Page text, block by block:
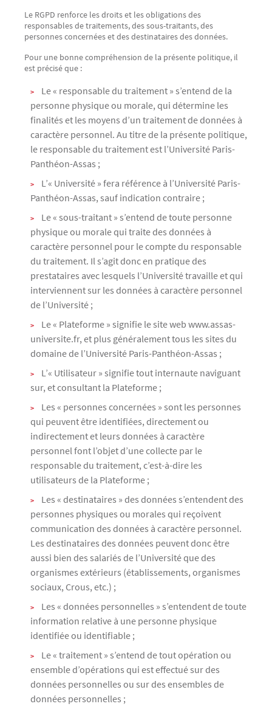
Le RGPD renforce les droits et les obligations des
responsables de traitements, des sous-traitants, des
personnes concernées et des destinataires des données.
Pour une bonne compréhension de la présente politique, il
est précisé que :
Le « responsable du traitement » s’entend de la
personne physique ou morale, qui détermine les
finalités et les moyens d’un traitement de données à
caractère personnel. Au titre de la présente politique,
le responsable du traitement est l’Université Paris-
Panthéon-Assas ;
L’« Université » fera référence à l’Université Paris-
Panthéon-Assas, sauf indication contraire ;
Le « sous-traitant » s’entend de toute personne
physique ou morale qui traite des données à
caractère personnel pour le compte du responsable
du traitement. Il s’agit donc en pratique des
prestataires avec lesquels l’Université travaille et qui
interviennent sur les données à caractère personnel
de l’Université ;
Le « Plateforme » signifie le site web www.assas-
universite.fr, et plus généralement tous les sites du
domaine de l’Université Paris-Panthéon-Assas ;
L’« Utilisateur » signifie tout internaute naviguant
sur, et consultant la Plateforme ;
Les « personnes concernées » sont les personnes
qui peuvent être identifiées, directement ou
indirectement et leurs données à caractère
personnel font l’objet d’une collecte par le
responsable du traitement, c’est-à-dire les
utilisateurs de la Plateforme ;
Les « destinataires » des données s’entendent des
personnes physiques ou morales qui reçoivent
communication des données à caractère personnel.
Les destinataires des données peuvent donc être
aussi bien des salariés de l’Université que des
organismes extérieurs (établissements, organismes
sociaux, Crous, etc.) ;
Les « données personnelles » s’entendent de toute
information relative à une personne physique
identifiée ou identifiable ;
Le « traitement » s’entend de tout opération ou
ensemble d’opérations qui est effectué sur des
données personnelles ou sur des ensembles de
données personnelles ;